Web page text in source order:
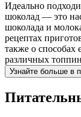
Идеально
шоколад — это
шоколада и
рецептах
также о
различных
Узнайте больше в